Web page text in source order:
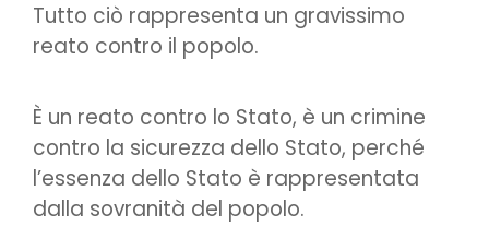
Tutto ciò rappresenta un gravissimo
reato contro il popolo.
È un reato contro lo Stato, è un crimine
contro la sicurezza dello Stato, perché
l’essenza dello Stato è rappresentata
dalla sovranità del popolo.